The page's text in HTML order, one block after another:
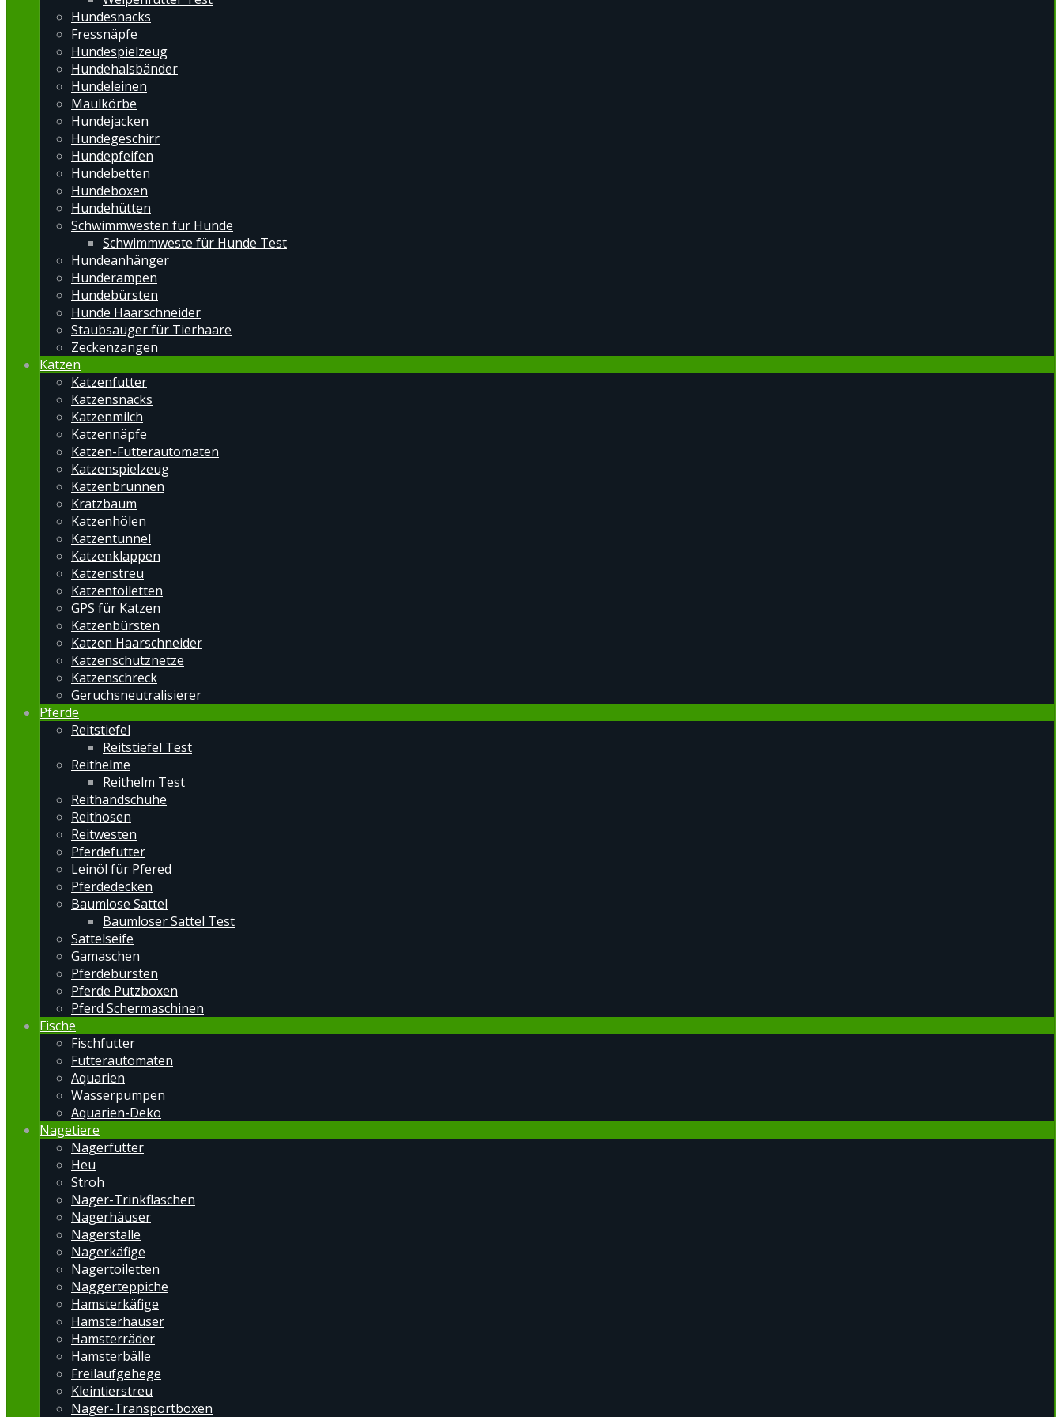
Hundesnacks
Fressnäpfe
Hundespielzeug
Hundehalsbänder
Hundeleinen
Maulkörbe
Hundejacken
Hundegeschirr
Hundepfeifen
Hundebetten
Hundeboxen
Hundehütten
Schwimmwesten für Hunde
Schwimmweste für Hunde Test
Hundeanhänger
Hunderampen
Hundebürsten
Hunde Haarschneider
Staubsauger für Tierhaare
Zeckenzangen
Katzen
Katzenfutter
Katzensnacks
Katzenmilch
Katzennäpfe
Katzen-Futterautomaten
Katzenspielzeug
Katzenbrunnen
Kratzbaum
Katzenhölen
Katzentunnel
Katzenklappen
Katzenstreu
Katzentoiletten
GPS für Katzen
Katzenbürsten
Katzen Haarschneider
Katzenschutznetze
Katzenschreck
Geruchsneutralisierer
Pferde
Reitstiefel
Reitstiefel Test
Reithelme
Reithelm Test
Reithandschuhe
Reithosen
Reitwesten
Pferdefutter
Leinöl für Pfered
Pferdedecken
Baumlose Sattel
Baumloser Sattel Test
Sattelseife
Gamaschen
Pferdebürsten
Pferde Putzboxen
Pferd Schermaschinen
Fische
Fischfutter
Futterautomaten
Aquarien
Wasserpumpen
Aquarien-Deko
Nagetiere
Nagerfutter
Heu
Stroh
Nager-Trinkflaschen
Nagerhäuser
Nagerställe
Nagerkäfige
Nagertoiletten
Naggerteppiche
Hamsterkäfige
Hamsterhäuser
Hamsterräder
Hamsterbälle
Freilaufgehege
Kleintierstreu
Nager-Transportboxen